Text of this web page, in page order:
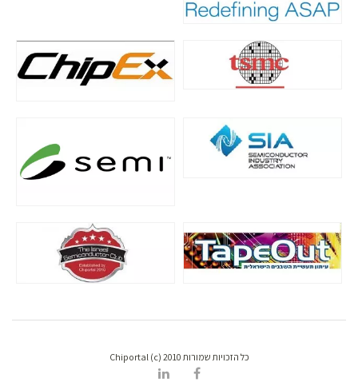
כל הזכויות שמורות Chiportal (c) 2010